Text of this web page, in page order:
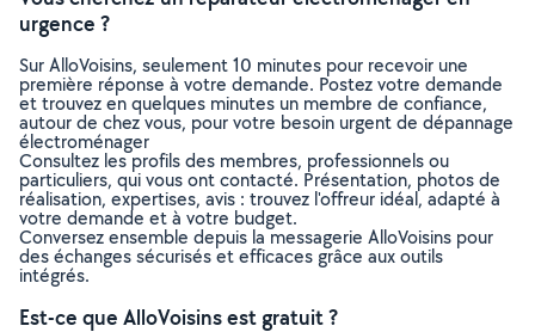
urgence ?
Sur AlloVoisins, seulement 10 minutes pour recevoir une
première réponse à votre demande. Postez votre demande
et trouvez en quelques minutes un membre de confiance,
autour de chez vous, pour votre besoin urgent de dépannage
électroménager
Consultez les profils des membres, professionnels ou
particuliers, qui vous ont contacté. Présentation, photos de
réalisation, expertises, avis : trouvez l'offreur idéal, adapté à
votre demande et à votre budget.
Conversez ensemble depuis la messagerie AlloVoisins pour
des échanges sécurisés et efficaces grâce aux outils
intégrés.
Est-ce que AlloVoisins est gratuit ?